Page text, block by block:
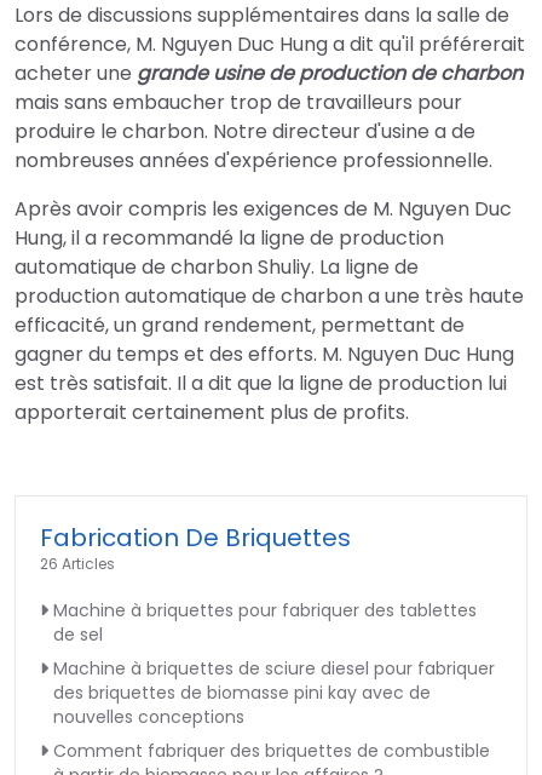
Lors de discussions supplémentaires dans la salle de
conférence, M. Nguyen Duc Hung a dit qu'il préférerait
acheter une grande usine de production de charbon
mais sans embaucher trop de travailleurs pour
produire le charbon. Notre directeur d'usine a de
nombreuses années d'expérience professionnelle.
Après avoir compris les exigences de M. Nguyen Duc
Hung, il a recommandé la ligne de production
automatique de charbon Shuliy. La ligne de
production automatique de charbon a une très haute
efficacité, un grand rendement, permettant de
gagner du temps et des efforts. M. Nguyen Duc Hung
est très satisfait. Il a dit que la ligne de production lui
apporterait certainement plus de profits.
Fabrication De Briquettes
26 Articles
Machine à briquettes pour fabriquer des tablettes
de sel
Machine à briquettes de sciure diesel pour fabriquer
des briquettes de biomasse pini kay avec de
nouvelles conceptions
Comment fabriquer des briquettes de combustible